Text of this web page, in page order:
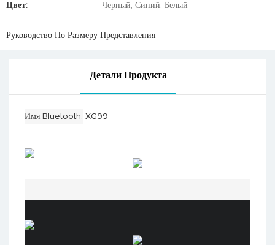
Цвет: Черный; Синий; Белый
Руководство По Размеру Представления
Детали Продукта
Имя Bluetooth XG99